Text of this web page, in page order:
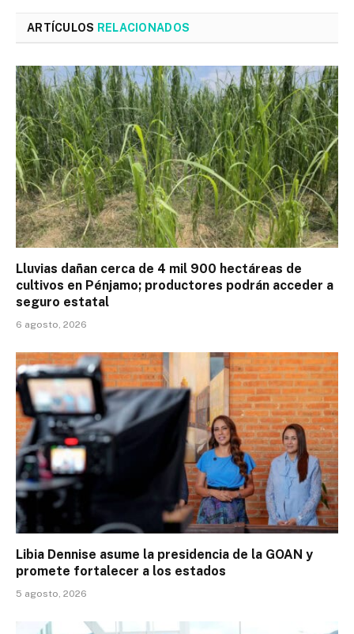
ARTÍCULOS RELACIONADOS
Lluvias dañan cerca de 4 mil 900 hectáreas de
cultivos en Pénjamo; productores podrán acceder a
seguro estatal
6 agosto, 2026
Libia Dennise asume la presidencia de la GOAN y
promete fortalecer a los estados
5 agosto, 2026